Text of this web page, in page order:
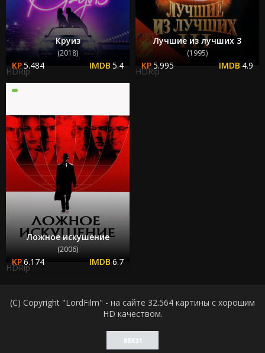
Круиз
(2018)
5.484 5.4
HDRip
Лучшие из лучших 3
(1995)
5.995 4.9
HDRip
Ложное искушение
(2006)
6.174 6.7
HDRip
(C) Copyright "LordFilm" - на сайте 32.564 картины с хорошим
HD качеством.